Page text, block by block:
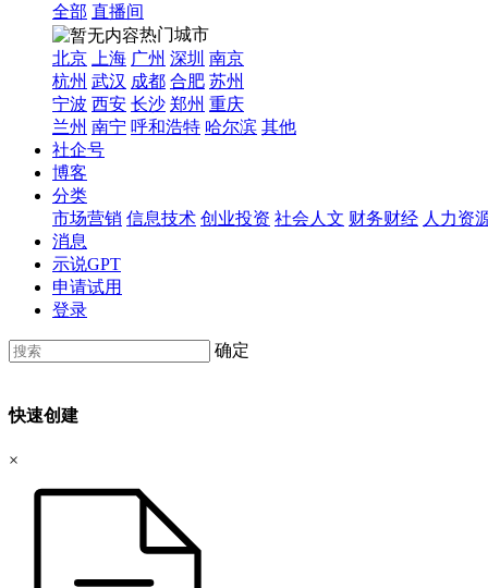
全部 直播间
热门城市
北京
上海 广州 深圳 南京
杭州 武汉 成都 合肥 苏州
宁波 西安 长沙 郑州 重庆
兰州 南宁 呼和浩特 哈尔滨 其他
社企号
博客
分类
市场营销 信息技术 创业投资 社会人文 财务财经 人力资
消息
示说GPT
申请试用
登录
确定
快速创建
×